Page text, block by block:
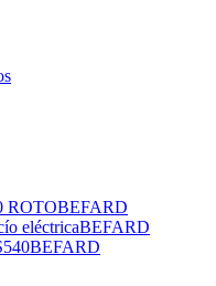
ROTOBEFARD
eléctricaBEFARD
BEFARD